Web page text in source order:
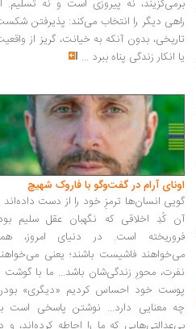
برمی‌گزیند، نه پیروزی است و نه تسلیم.
راهی دیگر را انتخاب می‌کند: پذیرفتن
تاریخی، بدون آنکه به خیانت، گریز از
یا انکار زندگی پناه ببرد ...
اونای آرام در گفت‌وگو با فاروک شهیچ‭
گویی انسان‌ها ترمزِ خود را از دست داده‌اند
آن کُدِ اخلاقی که نگهبان عقل سلیم
فروریخته است. در دنیای امروز،
می‌خواهند فاشیست باشند؛ یعنی
نفرت، محورِ زندگی‌شان باشد... ما با گوشت
پوست خود احساس کردیم «دیگری»
چه معنایی دارد... نوشتن پاسخی است